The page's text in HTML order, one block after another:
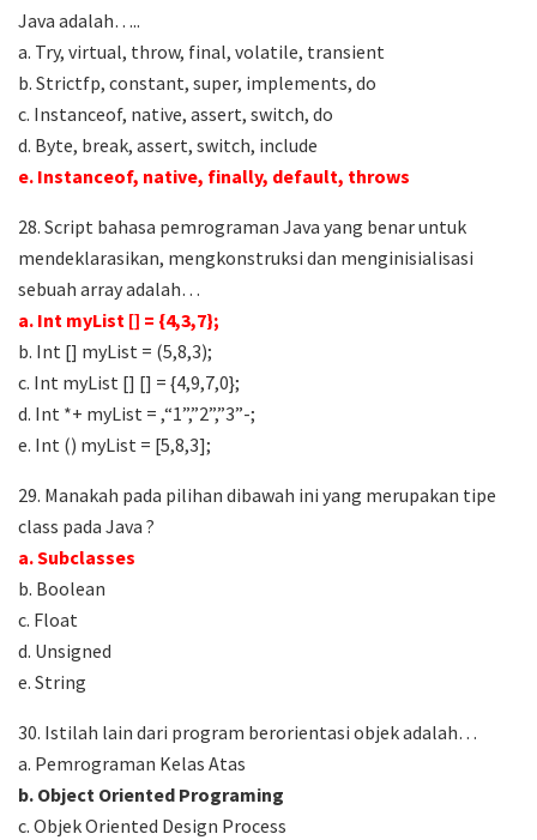
Java adalah…..
a. Try, virtual, throw, final, volatile, transient
b. Strictfp, constant, super, implements, do
c. Instanceof, native, assert, switch, do
d. Byte, break, assert, switch, include
e. Instanceof, native, finally, default, throws
28. Script bahasa pemrograman Java yang benar untuk
mendeklarasikan, mengkonstruksi dan menginisialisasi
sebuah array adalah…
a. Int myList [] = {4,3,7};
b. Int [] myList = (5,8,3);
c. Int myList [] [] = {4,9,7,0};
d. Int *+ myList = ,“1”,”2”,”3”-;
e. Int () myList = [5,8,3];
29. Manakah pada pilihan dibawah ini yang merupakan tipe
class pada Java ?
a. Subclasses
b. Boolean
c. Float
d. Unsigned
e. String
30. Istilah lain dari program berorientasi objek adalah…
a. Pemrograman Kelas Atas
b. Object Oriented Programing
c. Objek Oriented Design Process